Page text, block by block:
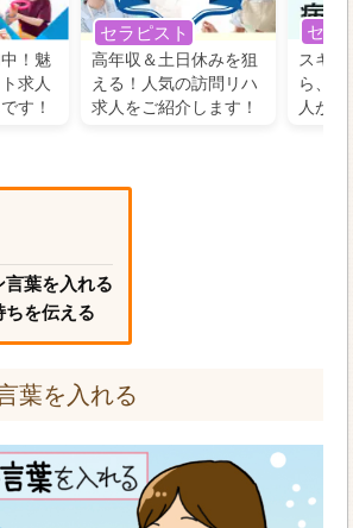
！魅
求人
す！
セラピスト
高年収＆土日休みを狙
える！人気の訪問リハ
求人をご紹介します！
セラ
スキル
ら、
人が
言葉を入れる
ちを伝える
葉を入れる